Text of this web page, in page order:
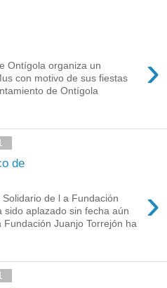
›
Ontígola organiza un
con motivo de sus fiestas
de Ontígola
de
›
de l a Fundación
sido aplazado sin fecha aún
Fundación Juanjo Torrejón ha